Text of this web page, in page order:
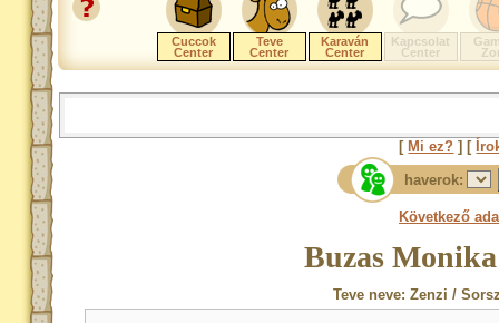
Cuccok
Center
Teve
Center
Karaván
Center
Kapcsolat
Center
[ Mi ez? ] [
haverok:
Következő
Buzas
Teve neve: Zenzi /